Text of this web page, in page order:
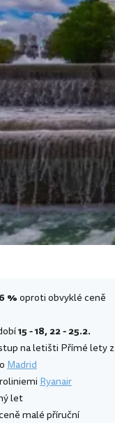
%oproti obvyklé ceně
15 - 18, 22 - 25.2.
na letišti Přímé lety z
Madrid
Ryanair
let
malé příruční